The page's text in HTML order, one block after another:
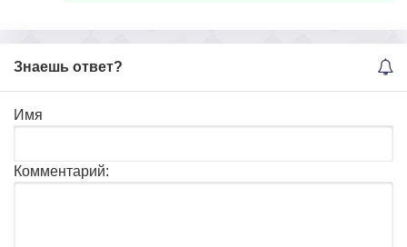
Знаешь ответ?
Имя
Комментарий: